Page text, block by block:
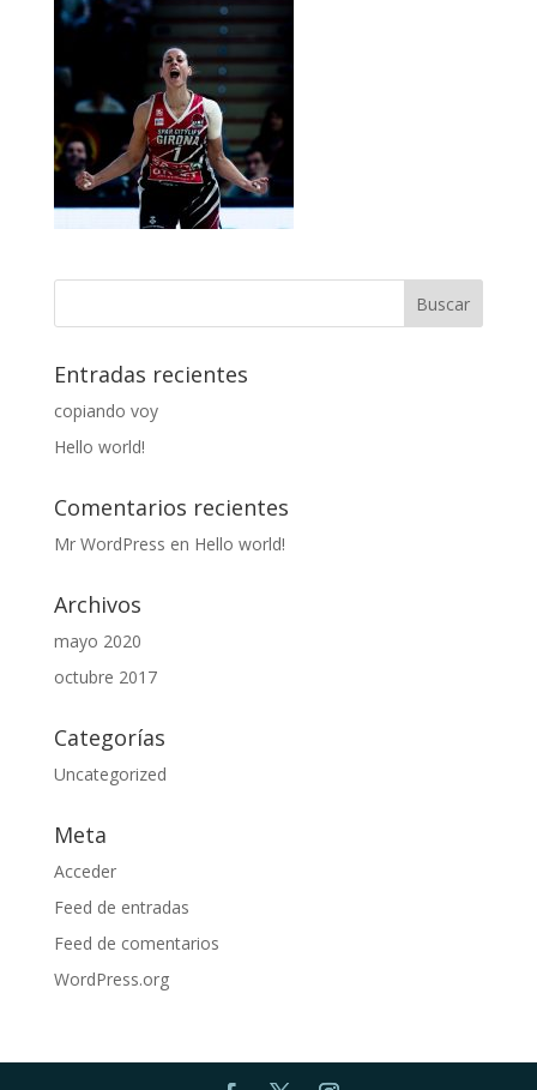
Entradas recientes
copiando voy
Hello world!
Comentarios recientes
Mr WordPress en Hello world!
Archivos
mayo 2020
octubre 2017
Categorías
Uncategorized
Meta
Acceder
Feed de entradas
Feed de comentarios
WordPress.org